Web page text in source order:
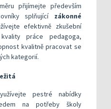
Příklady
přijímejte především
splňující zákonné
efektivně zkušební
práce pedagoga,
kvalitně pracovat se
kategorií.
pestré nabídky
na potřeby školy